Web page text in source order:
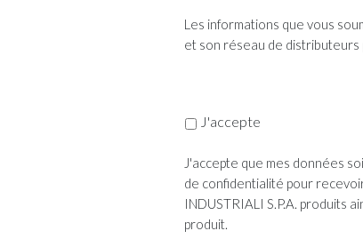
Les informations que vous
et son réseau de
J'accepte
J'accepte que mes données
de confidentialité pour
INDUSTRIALI S.P.A. produits
produit.